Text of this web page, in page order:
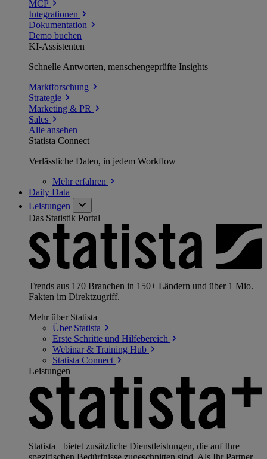
MCP
Integrationen
Dokumentation
Demo buchen
KI-Assistenten
Schnelle Antworten, menschengeprüfte Insights
Marktforschung
Strategie
Marketing & PR
Sales
Alle ansehen
Statista Connect
Verlässliche Daten, in jedem Workflow
Mehrerfahren
Daily Data
Leistungen
Das Statistik Portal
Trends aus 170 Branchen in 150+ Ländern und über 1 Mio.
Fakten im Direktzugriff.
Mehr über Statista
Über Statista
Erste Schritte und Hilfebereich
Webinar & Training Hub
Statista Connect
Leistungen
Statista+ bietet zusätzliche Dienstleistungen, die auf Ihre
spezifischen Bedürfnisse zugeschnitten sind. Als Ihr Partner